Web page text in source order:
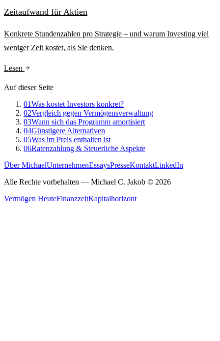
Zeitaufwand für Aktien
Konkrete Stundenzahlen pro Strategie – und warum Investing viel
weniger Zeit kostet, als Sie denken.
Lesen
Auf dieser Seite
01Was kostet Investors konkret?
02Vergleich gegen Vermögensverwaltung
03Wann sich das Programm amortisiert
04Günstigere Alternativen
05Was im Preis enthalten ist
06Ratenzahlung & Steuerliche Aspekte
Über MichaelUnternehmenEssaysPresseKontaktLinkedIn
Alle Rechte vorbehalten — Michael C. Jakob © 2026
Vermögen HeuteFinanzzeitKapitalhorizont